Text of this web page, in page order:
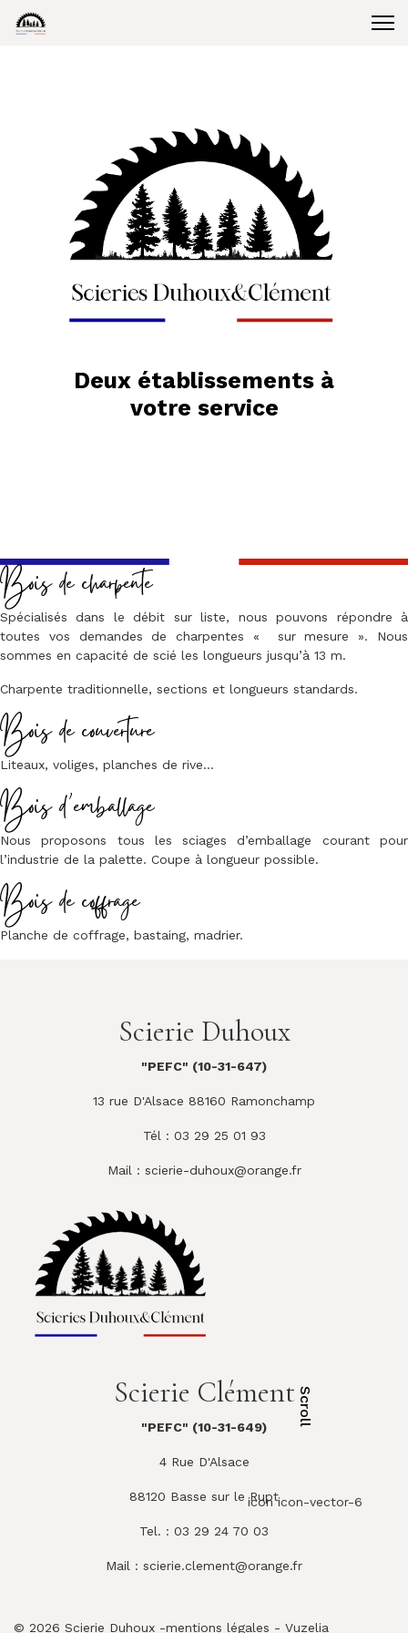
Deux établissements à
votre service
Scroll
icon icon-vector-6
Bois de charpente
Spécialisés dans le débit sur liste, nous pouvons répondre à
toutes vos demandes de charpentes « sur mesure ». Nous
sommes en capacité de scié les longueurs jusqu’à 13 m.
Charpente traditionnelle, sections et longueurs standards.
Bois de couverture
Liteaux, voliges, planches de rive…
Bois d’emballage
Nous proposons tous les sciages d’emballage courant pour
l’industrie de la palette. Coupe à longueur possible.
Bois de coffrage
Planche de coffrage, bastaing, madrier.
Scierie Duhoux
"PEFC" (10-31-647)
13 rue D'Alsace 88160 Ramonchamp
Tél : 03 29 25 01 93
Mail : scierie-duhoux@orange.fr
Scierie Clément
"PEFC" (10-31-649)
4 Rue D'Alsace
88120 Basse sur le Rupt
Tel. : 03 29 24 70 03
Mail : scierie.clement@orange.fr
© 2026 Scierie Duhoux -mentions légales - Vuzelia